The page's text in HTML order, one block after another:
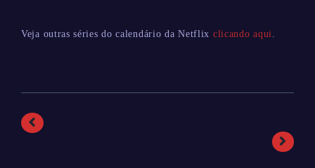
Veja outras séries do calendário da Netflix clicando aqui.